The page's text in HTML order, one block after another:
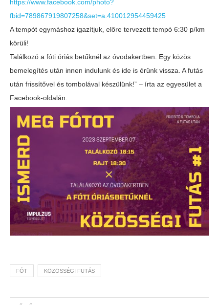
https://www.facebook.com/photo?
fbid=789867919807258&set=a.410012954459425
A tempót egymáshoz igazítjuk, előre tervezett tempó 6:30 p/km
körüli!
Találkozó a fóti óriás betűknél az óvodakertben. Egy közös
bemelegítés után innen indulunk és ide is érünk vissza. A futás
után frissítővel és tombolával készülünk!” – írta az egyesület a
Facebook-oldalán.
FÓT KÖZÖSSÉGI FUTÁS